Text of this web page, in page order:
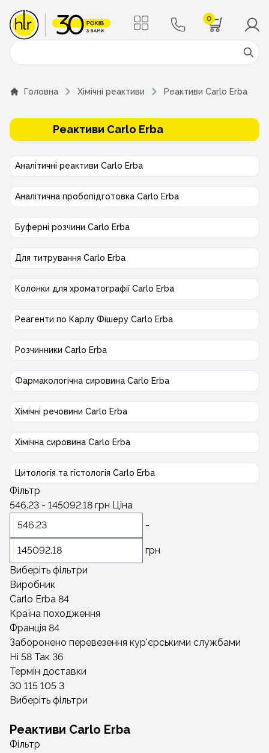
0
Поиск
Головна Хімічні реактиви Реактиви Carlo Erba
Реактиви Carlo Erba
Аналітичні реактиви Carlo Erba
Аналітична пробопідготовка Carlo Erba
Буферні розчини Carlo Erba
Для титрування Carlo Erba
Колонки для хроматографії Carlo Erba
Реагенти по Карлу Фішеру Carlo Erba
Розчинники Carlo Erba
Фармакологічна сировина Carlo Erba
Хімічні речовини Carlo Erba
Хімічна сировина Carlo Erba
Цитологія та гістологія Carlo Erba
Фільтр
546.23 - 145092.18 грн Ціна
-
грн
Виберіть фільтри
Виробник
Carlo Erba 84
Країна походження
Франція 84
Заборонено перевезення кур'єрськими службами
Ні 58 Так 36
Термін доставки
30 115 105 3
Виберіть фільтри
Реактиви Carlo Erba
Фільтр